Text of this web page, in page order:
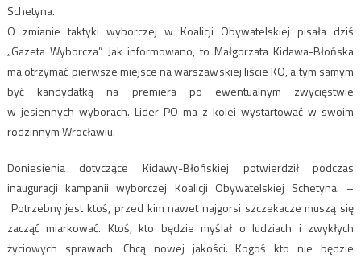
Schetyna.
O zmianie taktyki wyborczej w Koalicji Obywatelskiej pisała dziś
„Gazeta Wyborcza”. Jak informowano, to Małgorzata Kidawa-Błońska
ma otrzymać pierwsze miejsce na warszawskiej liście KO, a tym samym
być kandydatką na premiera po ewentualnym zwycięstwie
w jesiennych wyborach. Lider PO ma z kolei wystartować w swoim
rodzinnym Wrocławiu.
Doniesienia dotyczące Kidawy-Błońskiej potwierdził podczas
inauguracji kampanii wyborczej Koalicji Obywatelskiej Schetyna. –
Potrzebny jest ktoś, przed kim nawet najgorsi szczekacze muszą się
zacząć miarkować. Ktoś, kto będzie myślał o ludziach i zwykłych
życiowych sprawach. Chcą nowej jakości. Kogoś kto nie będzie